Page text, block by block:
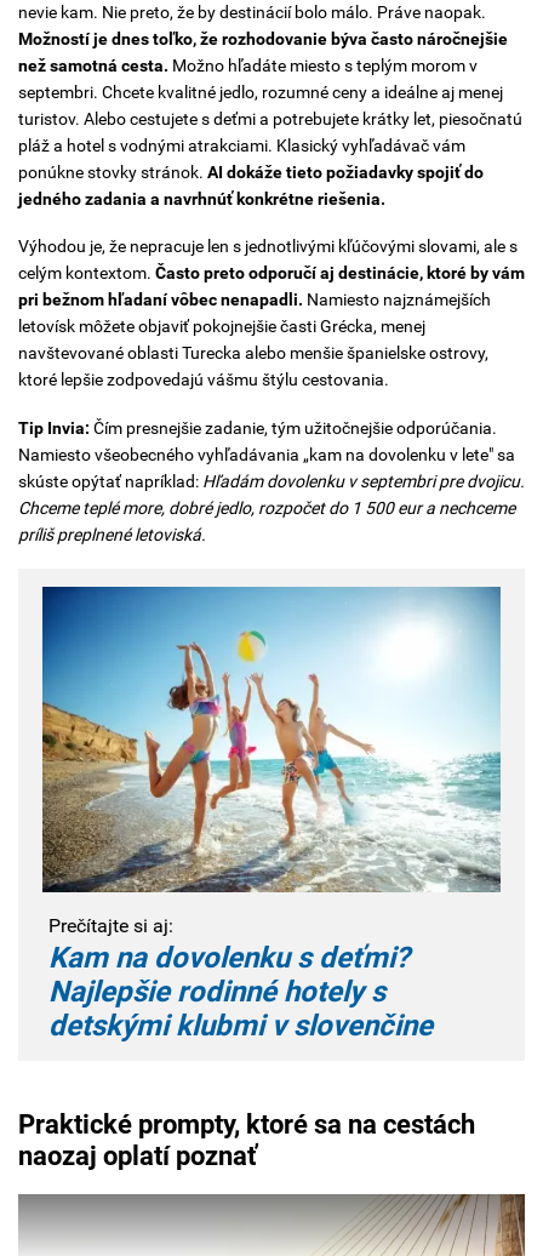
nevie kam. Nie preto, že by destinácií bolo málo. Práve naopak.
Možností je dnes toľko, že rozhodovanie býva často náročnejšie
než samotná cesta. Možno hľadáte miesto s teplým morom v
septembri. Chcete kvalitné jedlo, rozumné ceny a ideálne aj menej
turistov. Alebo cestujete s deťmi a potrebujete krátky let, piesočnatú
pláž a hotel s vodnými atrakciami. Klasický vyhľadávač vám
ponúkne stovky stránok. AI dokáže tieto požiadavky spojiť do
jedného zadania a navrhnúť konkrétne riešenia.
Výhodou je, že nepracuje len s jednotlivými kľúčovými slovami, ale s
celým kontextom. Často preto odporučí aj destinácie, ktoré by vám
pri bežnom hľadaní vôbec nenapadli. Namiesto najznámejších
letovísk môžete objaviť pokojnejšie časti Grécka, menej
navštevované oblasti Turecka alebo menšie španielske ostrovy,
ktoré lepšie zodpovedajú vášmu štýlu cestovania.
Tip Invia: Čím presnejšie zadanie, tým užitočnejšie odporúčania.
Namiesto všeobecného vyhľadávania „kam na dovolenku v lete" sa
skúste opýtať napríklad: Hľadám dovolenku v septembri pre dvojicu.
Chceme teplé more, dobré jedlo, rozpočet do 1 500 eur a nechceme
príliš preplnené letoviská.
Prečítajte si aj:
Kam na dovolenku s deťmi?
Najlepšie rodinné hotely s
detskými klubmi v slovenčine
Praktické prompty, ktoré sa na cestách
naozaj oplatí poznať